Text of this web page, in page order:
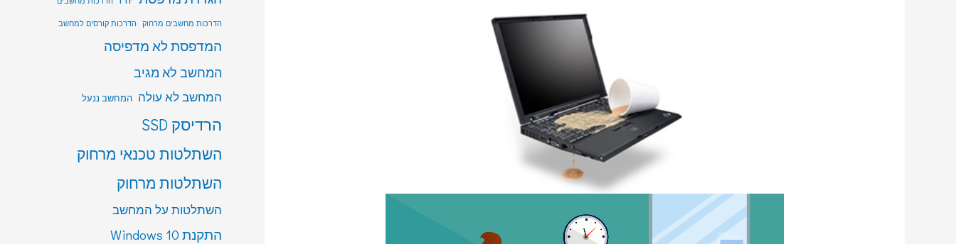
הדרכות מחשבים מרחוק הדרכות קורסים למחשב
המדפסת לא מדפיסה
המחשב לא מגיב
המחשב לא עולה המחשב ננעל
הרדיסק SSD
השתלטות טכנאי מרחוק
השתלטות מרחוק
השתלטות על המחשב
התקנת Windows 10